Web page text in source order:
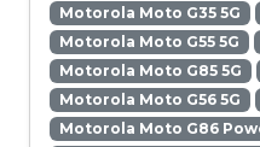
Motorola Moto G35 5G
Motorola Moto G55 5G
Motorola Moto G85 5G
Motorola Moto G56 5G
Motorola Moto G86